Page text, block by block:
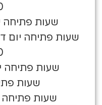
שעות פתיחה יום ג':
שעות פתיחה יום ה':
שעות
שעות פתיחה